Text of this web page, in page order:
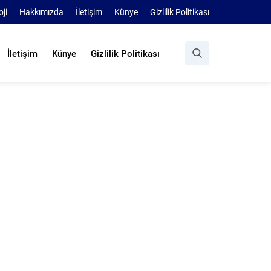
Hakkımızda İletişim Künye Gizlilik Politikası
İletişim Künye Gizlilik Politikası